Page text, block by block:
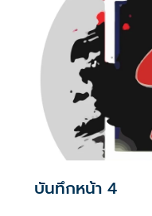
บันทึกหน้า 4